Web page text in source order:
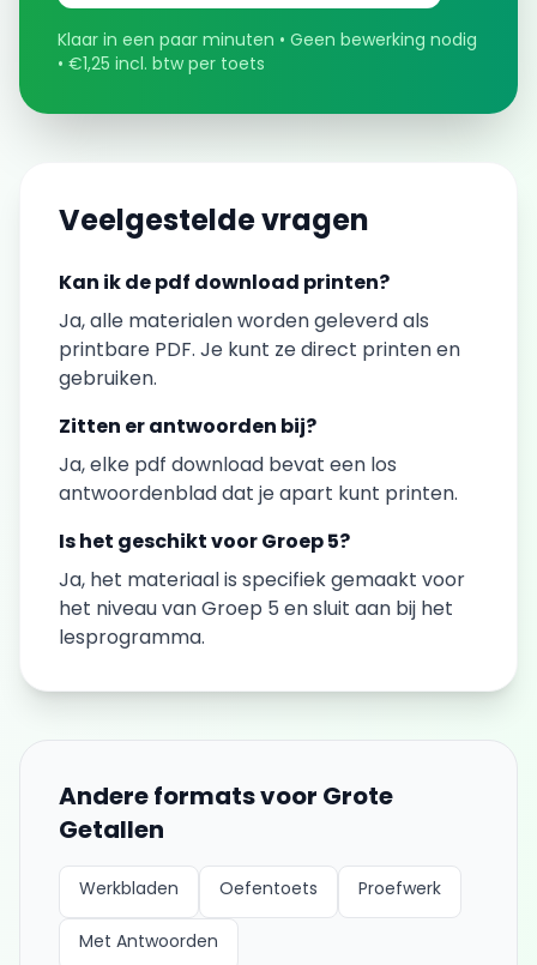
Klaar in een paar minuten • Geen bewerking nodig
• €1,25 incl. btw per toets
Veelgestelde vragen
Kan ik depdf download printen?
Ja, alle materialen worden geleverd als
printbare PDF. Je kunt ze direct printen en
gebruiken.
Zitten er antwoorden bij?
Ja, elke pdf download bevat een los
antwoordenblad dat je apart kunt printen.
Is het geschikt voorGroep 5?
Ja, het materiaal is specifiek gemaakt voor
het niveau vanGroep 5 en sluit aan bij het
lesprogramma.
Andere formats voor Grote
Getallen
Werkbladen Oefentoets Proefwerk
Met Antwoorden